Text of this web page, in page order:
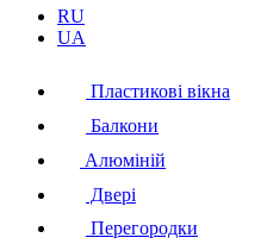
RU
UA
Пластикові вікна
Балкони
Алюміній
Двері
Перегородки